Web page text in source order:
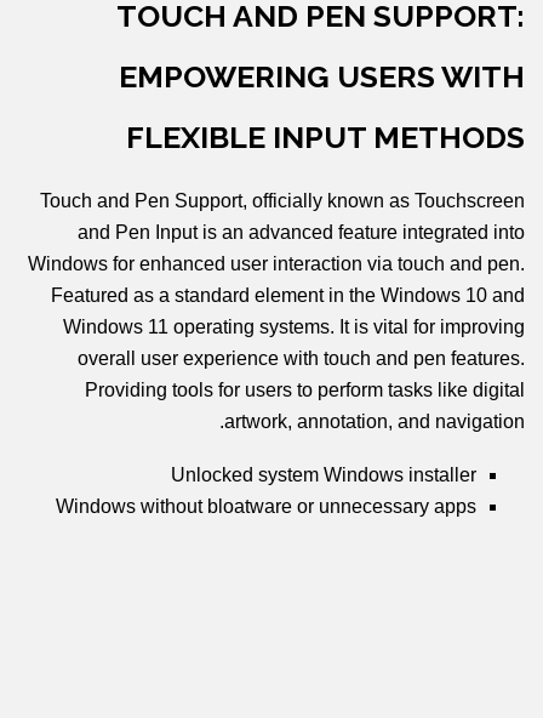
TOUCH AND PEN SUPPORT:
EMPOWERING USERS WITH
FLEXIBLE INPUT METHODS
Touch and Pen Support, officially known as Touchscreen
and Pen Input is an advanced feature integrated into
Windows for enhanced user interaction via touch and pen.
Featured as a standard element in the Windows 10 and
Windows 11 operating systems. It is vital for improving
overall user experience with touch and pen features.
Providing tools for users to perform tasks like digital
artwork, annotation, and navigation.
Unlocked system Windows installer
Windows without bloatware or unnecessary apps